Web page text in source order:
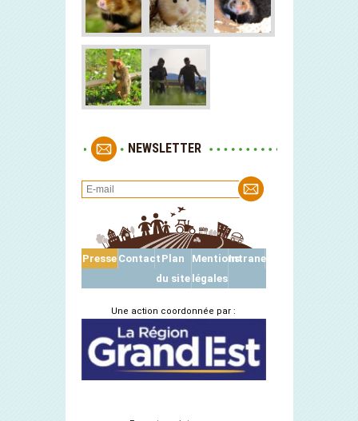
NEWSLETTER
Presse Contact Plan
du site
Mentions
légales
Intranet
Une action coordonnée par :